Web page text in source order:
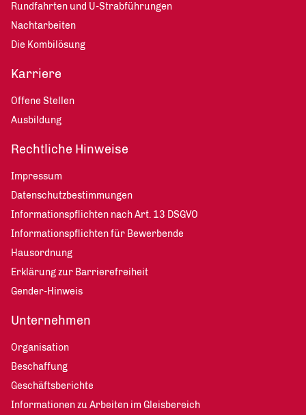
Rundfahrten und U-Strabführungen
Nachtarbeiten
Die Kombilösung
Karriere
Offene Stellen
Ausbildung
Rechtliche Hinweise
Impressum
Datenschutzbestimmungen
Informationspflichten nach Art. 13 DSGVO
Informationspflichten für Bewerbende
Hausordnung
Erklärung zur Barrierefreiheit
Gender-Hinweis
Unternehmen
Organisation
Beschaffung
Geschäftsberichte
Informationen zu Arbeiten im Gleisbereich